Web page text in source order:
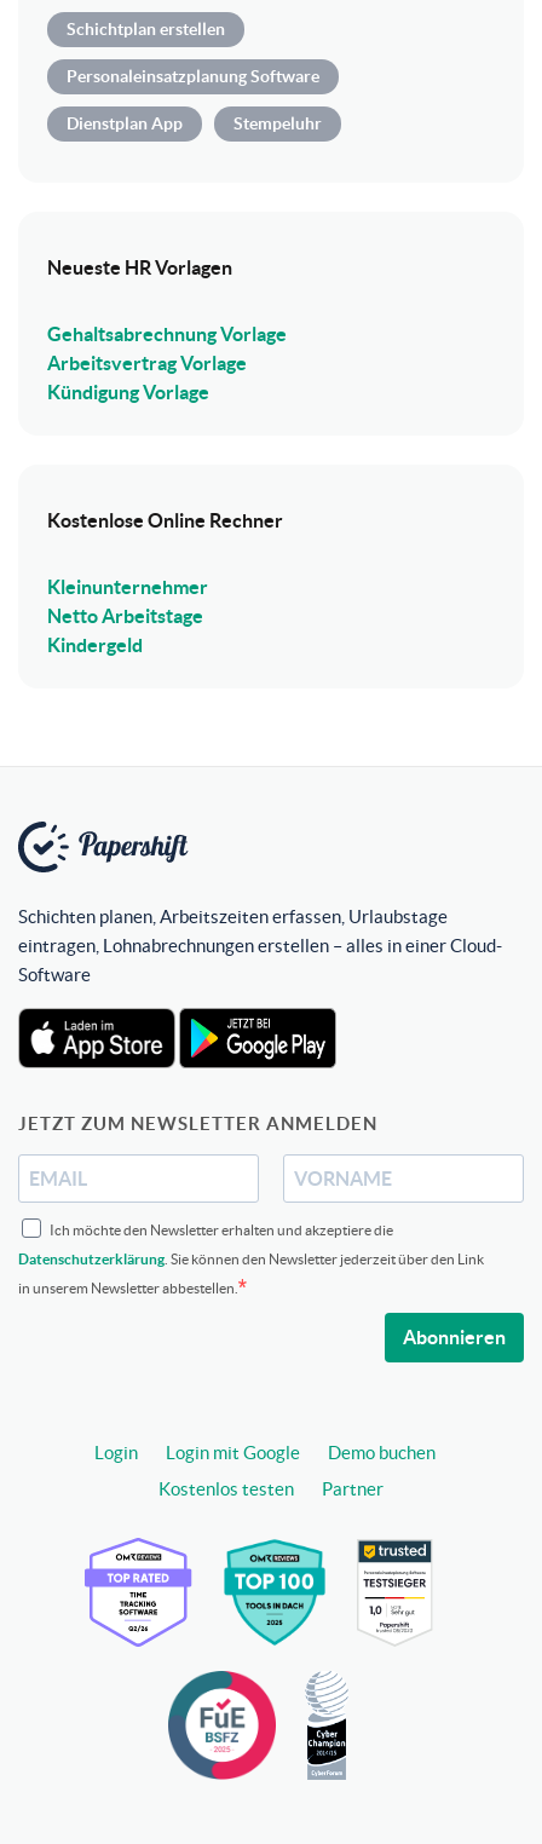
Schichtplan erstellen
Personaleinsatzplanung Software
Dienstplan App Stempeluhr
Neueste HR Vorlagen
Gehaltsabrechnung Vorlage
Arbeitsvertrag Vorlage
Kündigung Vorlage
Kostenlose Online Rechner
Kleinunternehmer
Netto Arbeitstage
Kindergeld
Schichten planen, Arbeitszeiten erfassen, Urlaubstage
eintragen, Lohnabrechnungen erstellen – alles in einer Cloud-
Software
JETZT ZUM NEWSLETTER ANMELDEN
Ich möchte den Newsletter erhalten und akzeptiere die
Datenschutzerklärung . Sie können den Newsletter jederzeit über den Link
in unserem Newsletter abbestellen.
Abonnieren
Login Login mit Google
Demo buchen
Kostenlos testen
Partner